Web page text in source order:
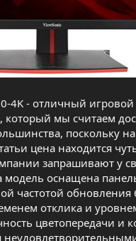
4K - отличный
который мы считаем
поскольку
цена находится
запрашивают у
модель оснащена
частотой обновления
отклика и
цветопередачи и